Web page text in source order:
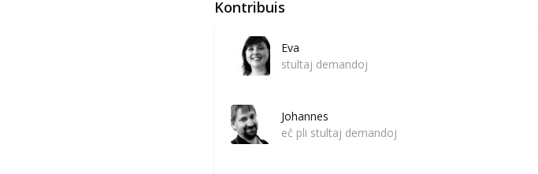
Kontribuis
Eva
stultaj demandoj
Johannes
eĉ pli stultaj demandoj